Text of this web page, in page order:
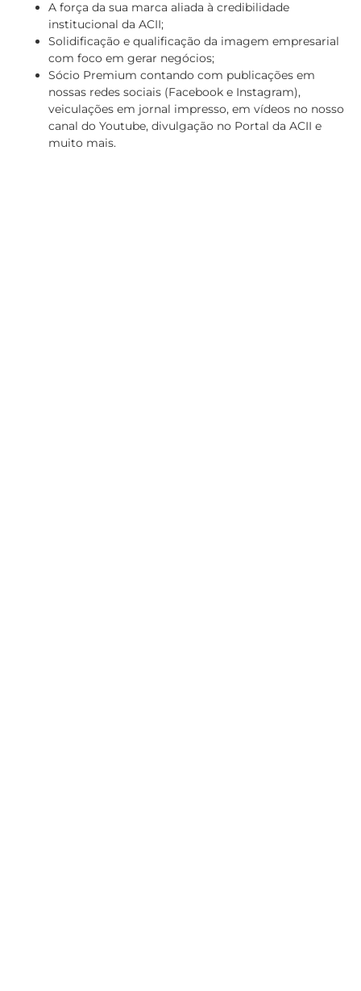
A força da sua marca aliada à credibilidade
institucional da ACII;
Solidificação e qualificação da imagem empresarial
com foco em gerar negócios;
Sócio Premium contando com publicações em
nossas redes sociais (Facebook e Instagram),
veiculações em jornal impresso, em vídeos no nosso
canal do Youtube, divulgação no Portal da ACII e
muito mais.